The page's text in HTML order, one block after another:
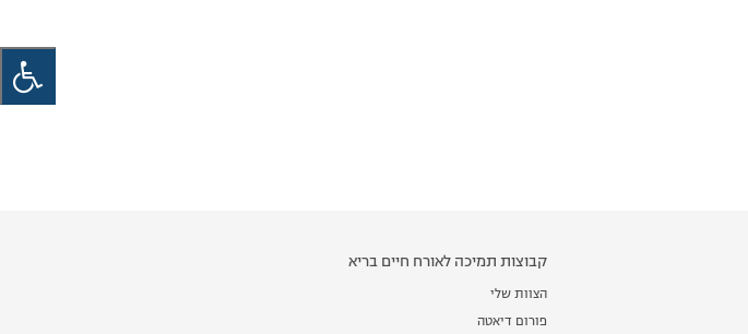
קבוצות תמיכה לאורח חיים בריא
הצוות שלי
פורום דיאטה